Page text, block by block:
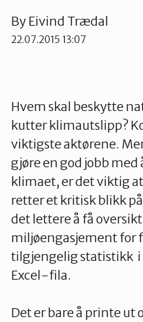
Troms
Østfold
Rogaland
ByEivind Trædal
22.07.2015 13:07
Hvem skal beskytte
kutter klimautslipp?
viktigste aktørene.
gjøre en god jobb med
klimaet, er det viktig
retter et kritisk blikk
det lettere å få
miljøengasjement for
tilgjengelig statistikk i
Excel-fila.
Det er bare å printe ut